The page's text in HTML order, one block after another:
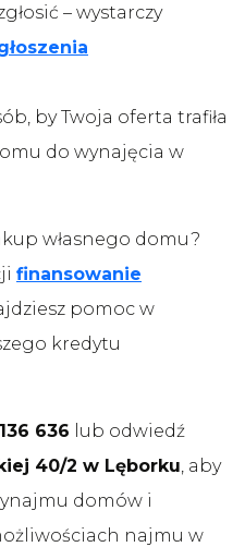
– wystarczy
by Twoja oferta trafiła
do wynajęcia w
własnego domu?
finansowanie
pomoc w
kredytu
636 lub odwiedź
40/2 w Lęborku, aby
domów i
najmu w